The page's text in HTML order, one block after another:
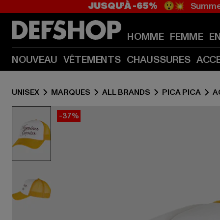
JUSQU’À -65% 😲💥
HOMME FEMME
NOUVEAU VÊTEMENTS CHAUSSURES
UNISEX MARQUES ALL BRANDS PICA PICA
-37%